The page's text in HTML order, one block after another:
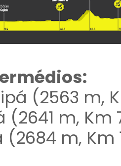
(2563 m,
m, Km
m, Km